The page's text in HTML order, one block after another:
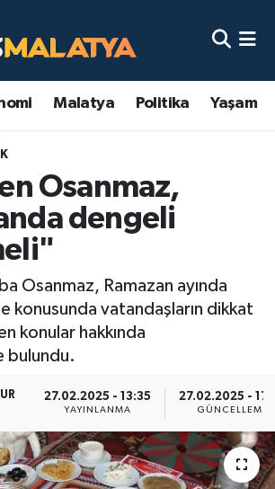
Malatya Politika Yaşam
Osanmaz,
dengeli
Osanmaz, Ramazan ayında
konusunda vatandaşların dikkat
konular hakkında
bulundu.
27.02.2025 - 13:35
YAYINLANMA
27.02.2025 -
GÜNCELLEME
Eczaneler
Vakitleri
Yoğunluk Haritası
Puan Durumu ve Fikstür
Haberleri